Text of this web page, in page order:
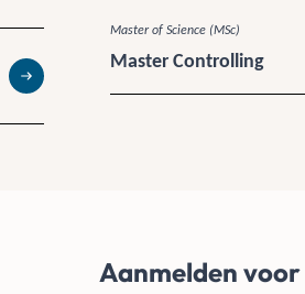
Lees meer
Master of Science (MSc)
Master Controlling
Aanmelden